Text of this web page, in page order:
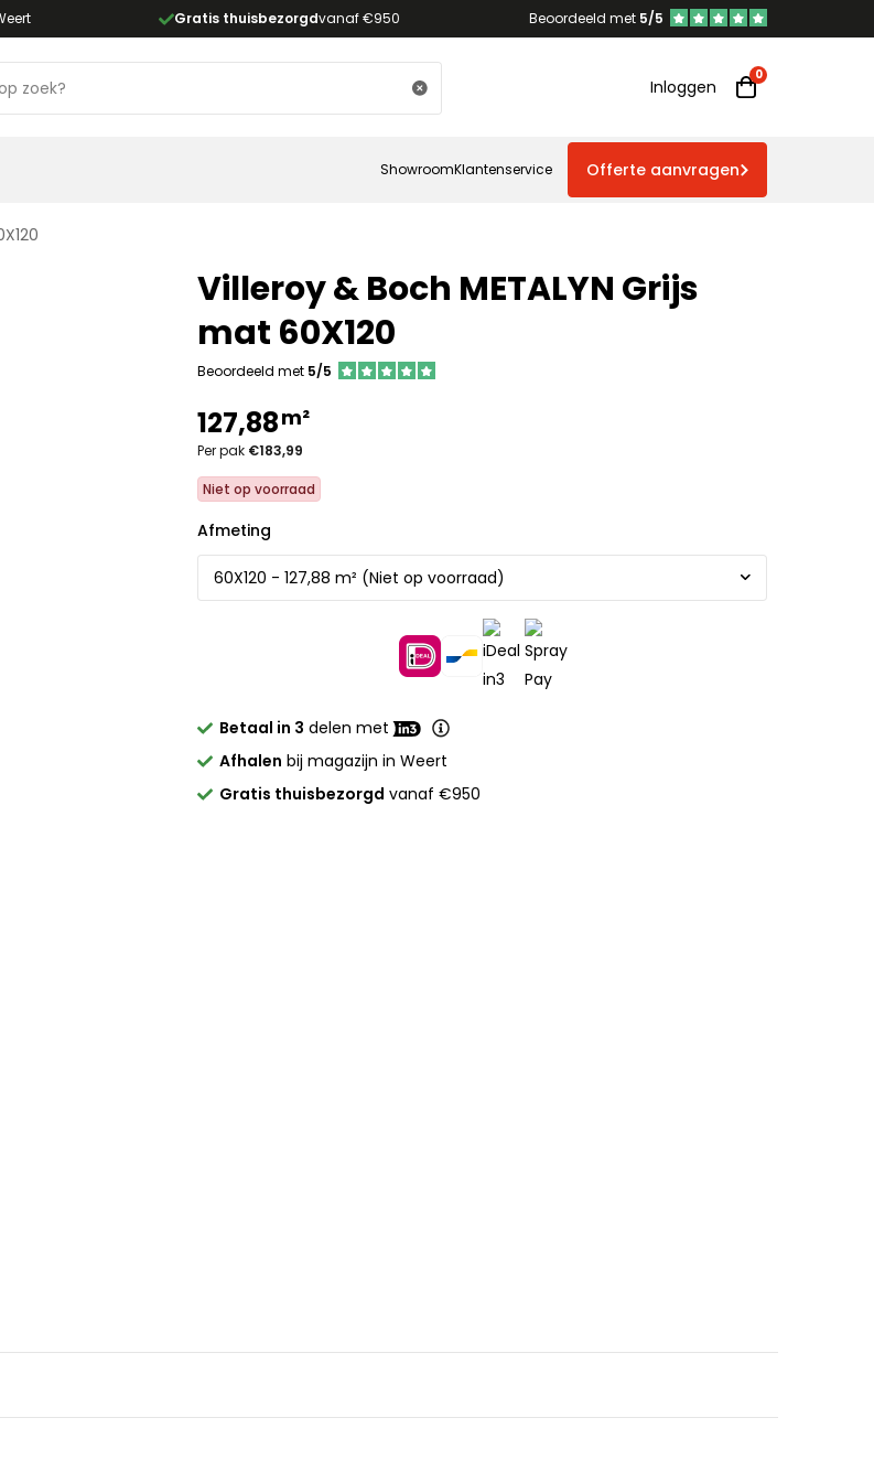
Gratis thuisbezorgdvanaf €950 Beoordeeld met 5/5
Inloggen
ShowroomKlantenservice Offerte aanvragen
Villeroy & Boch METALYN Grijs
mat 60X120
Beoordeeld met 5/5
127,88m²
Per pak €183,99
Niet op voorraad
Afmeting
Betaal in 3 delen met
Afhalen bij magazijn in Weert
Gratis thuisbezorgd vanaf €950